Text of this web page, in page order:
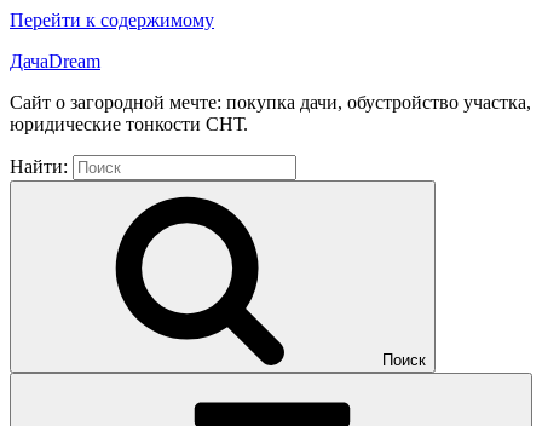
Перейти к содержимому
ДачаDream
Сайт о загородной мечте: покупка дачи, обустройство участка,
юридические тонкости СНТ.
Найти:
Поиск